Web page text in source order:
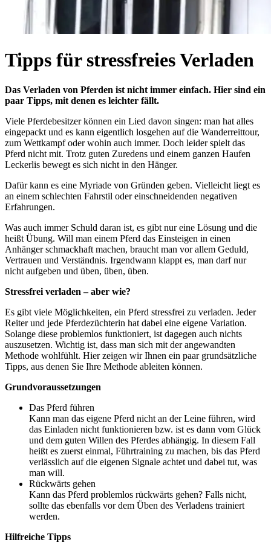
Tipps für stressfreies Verladen
Das Verladen von Pferden ist nicht immer einfach. Hier sind ein
paar Tipps, mit denen es leichter fällt.
Viele Pferdebesitzer können ein Lied davon singen: man hat alles
eingepackt und es kann eigentlich losgehen auf die Wanderreittour,
zum Wettkampf oder wohin auch immer. Doch leider spielt das
Pferd nicht mit. Trotz guten Zuredens und einem ganzen Haufen
Leckerlis bewegt es sich nicht in den Hänger.
Dafür kann es eine Myriade von Gründen geben. Vielleicht liegt es
an einem schlechten Fahrstil oder einschneidenden negativen
Erfahrungen.
Was auch immer Schuld daran ist, es gibt nur eine Lösung und die
heißt Übung. Will man einem Pferd das Einsteigen in einen
Anhänger schmackhaft machen, braucht man vor allem Geduld,
Vertrauen und Verständnis. Irgendwann klappt es, man darf nur
nicht aufgeben und üben, üben, üben.
Stressfrei verladen – aber wie?
Es gibt viele Möglichkeiten, ein Pferd stressfrei zu verladen. Jeder
Reiter und jede Pferdezüchterin hat dabei eine eigene Variation.
Solange diese problemlos funktioniert, ist dagegen auch nichts
auszusetzen. Wichtig ist, dass man sich mit der angewandten
Methode wohlfühlt. Hier zeigen wir Ihnen ein paar grundsätzliche
Tipps, aus denen Sie Ihre Methode ableiten können.
Grundvoraussetzungen
Das Pferd führen
Kann man das eigene Pferd nicht an der Leine führen, wird
das Einladen nicht funktionieren bzw. ist es dann vom Glück
und dem guten Willen des Pferdes abhängig. In diesem Fall
heißt es zuerst einmal, Führtraining zu machen, bis das Pferd
verlässlich auf die eigenen Signale achtet und dabei tut, was
man will.
Rückwärts gehen
Kann das Pferd problemlos rückwärts gehen? Falls nicht,
sollte das ebenfalls vor dem Üben des Verladens trainiert
werden.
Hilfreiche Tipps